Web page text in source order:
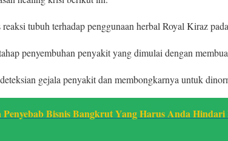
tubuh terhadap penggunaan herbal Royal Kiraz
penyembuhan penyakit yang dimulai dengan
gejala penyakit dan membongkarnya untuk
Penyebab Bisnis Bangkrut Yang Harus Anda